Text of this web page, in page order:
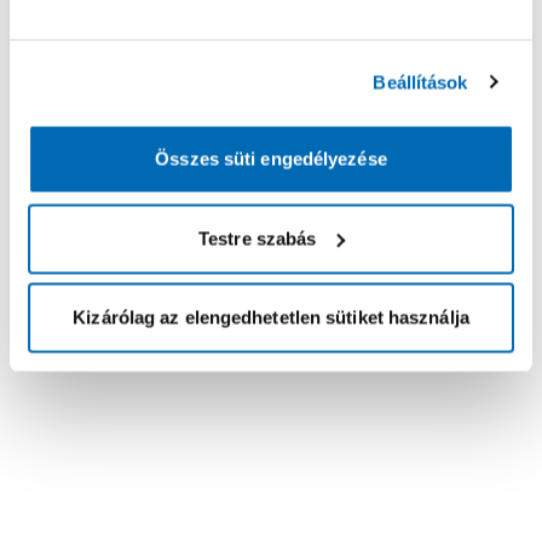
Beállítások
Összes süti engedélyezése
Testre szabás
Kizárólag az elengedhetetlen sütiket használja